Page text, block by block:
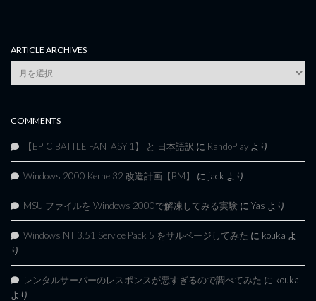
ARTICLE ARCHIVES
Article
Archives
COMMENTS
【EPIC BATTLE FANTASY 1】 と 日本語訳 に RandoPlay より
Windows 2000 Kernel32 改造計画【BM】 に jack より
MSU ファイルを Windows 2000で解凍してみる実験 に Yas より
Windows NT 3.51 Service Pack 5 をサルベージしてみた に kouka よ
り
レンタルサーバーのレスポンスが悪すぎるので調べてみた に kouka
より